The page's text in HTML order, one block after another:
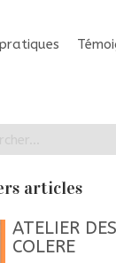
articles
ATELIER
COLERE